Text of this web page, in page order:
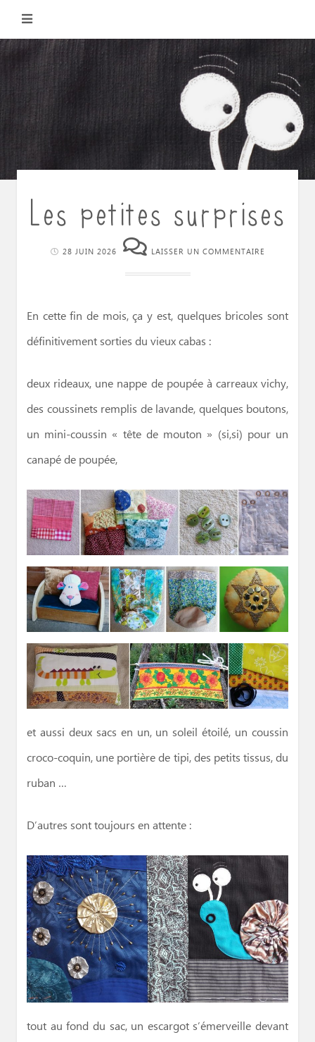
content
Les petites surprises
28 JUIN 2026 LAISSER UN COMMENTAIRE
En cette fin de mois, ça y est, quelques bricoles sont
définitivement sorties du vieux cabas :
deux rideaux, une nappe de poupée à carreaux vichy,
des coussinets remplis de lavande, quelques boutons,
un mini-coussin « tête de mouton » (si,si) pour un
canapé de poupée,
et aussi deux sacs en un, un soleil étoilé, un coussin
croco-coquin, une portière de tipi, des petits tissus, du
ruban …
D’autres sont toujours en attente :
tout au fond du sac, un escargot s’émerveille devant